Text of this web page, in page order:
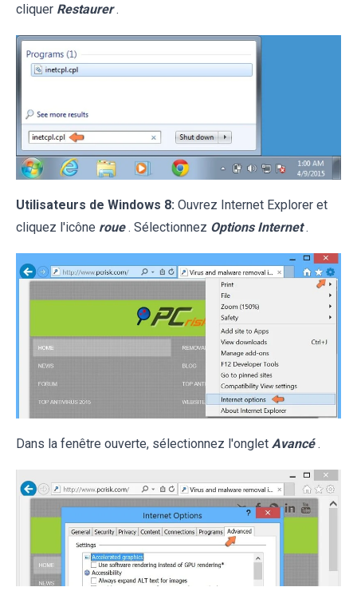
cliquer Restaurer .
Utilisateurs de Windows 8: Ouvrez Internet Explorer et
cliquez l'icône roue . Sélectionnez Options Internet .
Dans la fenêtre ouverte, sélectionnez l'onglet Avancé .